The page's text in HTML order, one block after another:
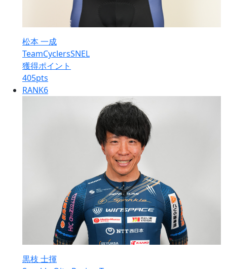
松本 一成
TeamCyclersSNEL
獲得ポイント
405pts
RANK6
黒枝 士揮